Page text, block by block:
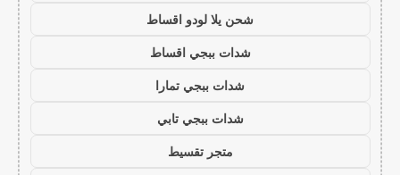
شحن يلا لودو اقساط
شدات ببجي اقساط
شدات ببجي تمارا
شدات ببجي تابي
متجر تقسيط